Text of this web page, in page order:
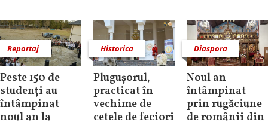
Reportaj
Peste 150 de
studenți au
întâmpinat
noul an la
Historica
Plugușorul,
practicat în
vechime de
cetele de feciori
Diaspora
Noul an
întâmpinat
prin rugăciune
de românii din